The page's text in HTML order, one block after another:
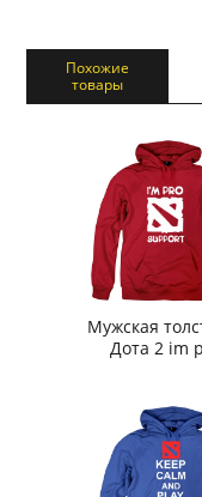
Похожие
товары
Мужская
Дота 2 im